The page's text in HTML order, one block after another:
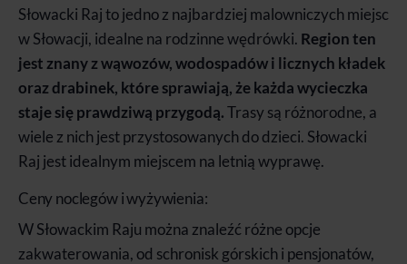
Słowacki Raj to jedno z najbardziej malowniczych miejsc
w Słowacji, idealne na rodzinne wędrówki. Region ten
jest znany z wąwozów, wodospadów i licznych kładek
oraz drabinek, które sprawiają, że każda wycieczka
staje się prawdziwą przygodą.Trasy są różnorodne, a
wiele z nich jest przystosowanych do dzieci. Słowacki
Raj jest idealnym miejscem na letnią wyprawę.
Ceny noclegów i wyżywienia:
W Słowackim Raju można znaleźć różne opcje
zakwaterowania, od schronisk górskich i pensjonatów,